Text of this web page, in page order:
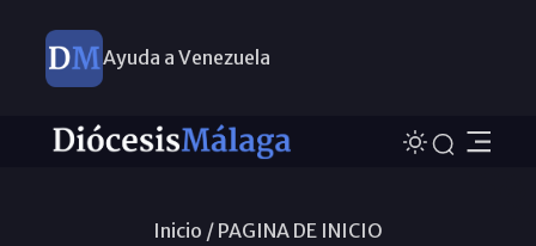
Ayuda a Venezuela
Inicio / PAGINA DE INICIO